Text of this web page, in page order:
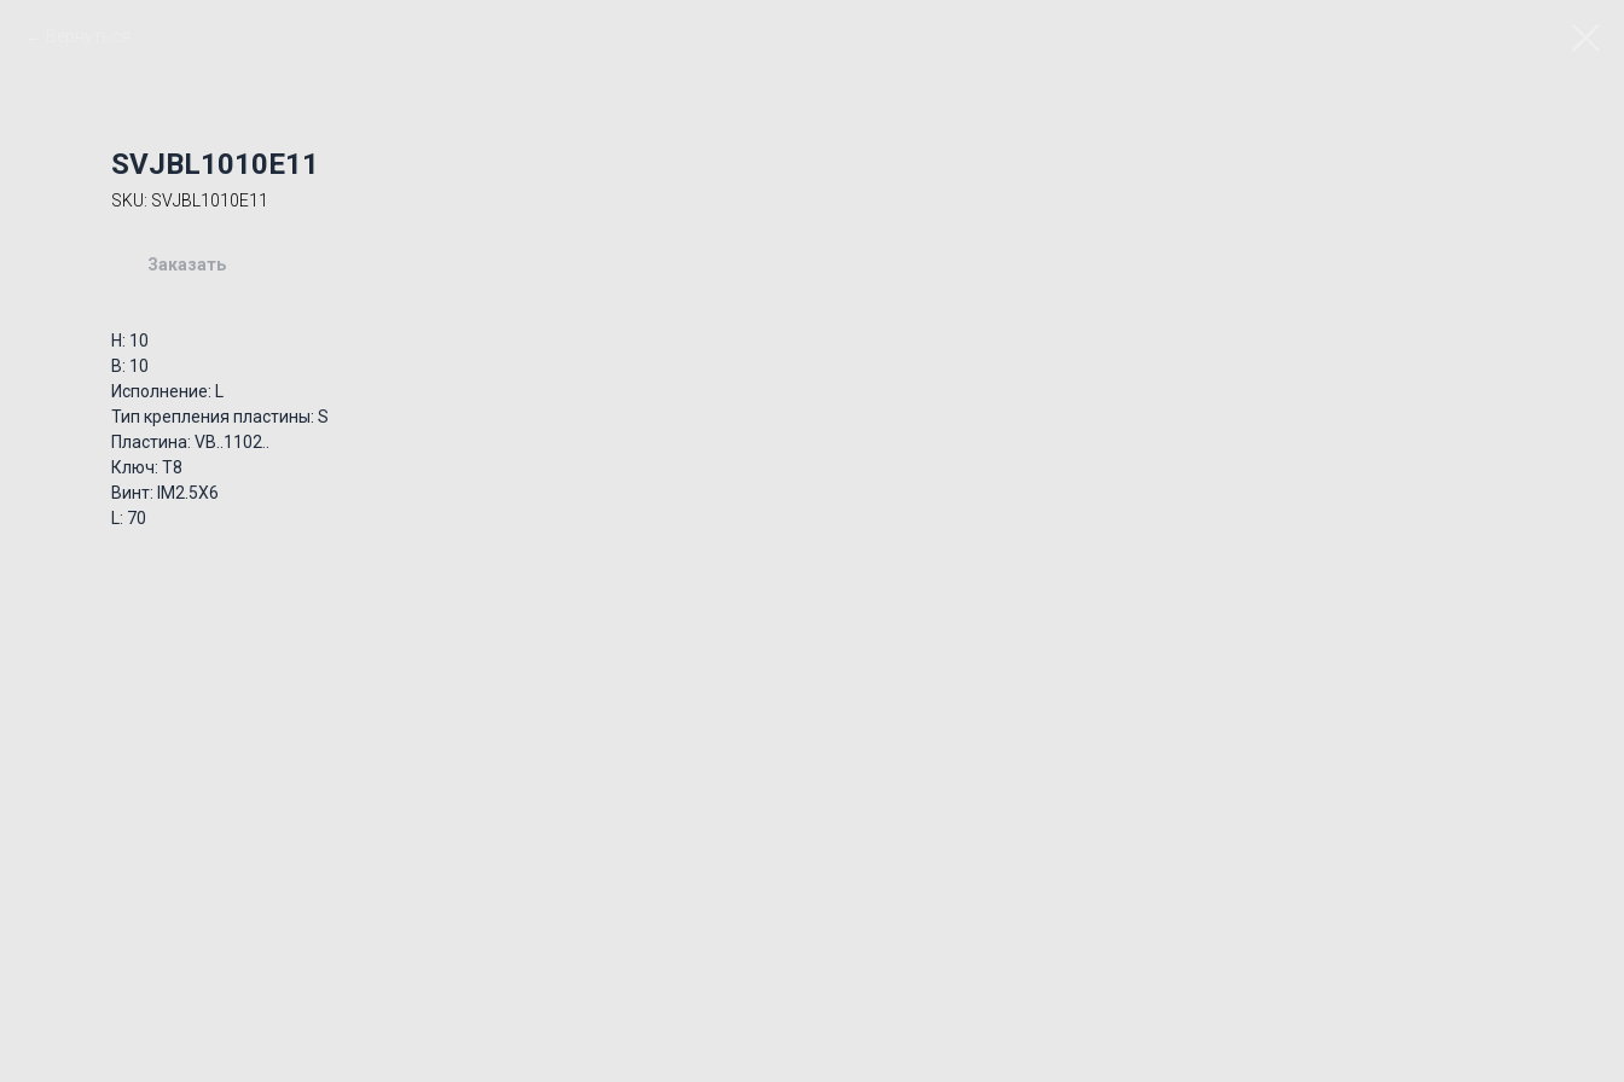
SVJBL1010E11
SKU: SVJBL1010E11
Заказать
H: 10
B: 10
Исполнение: L
Тип крепления пластины: S
Пластина: VB..1102..
Ключ: T8
Винт: IM2.5X6
L: 70